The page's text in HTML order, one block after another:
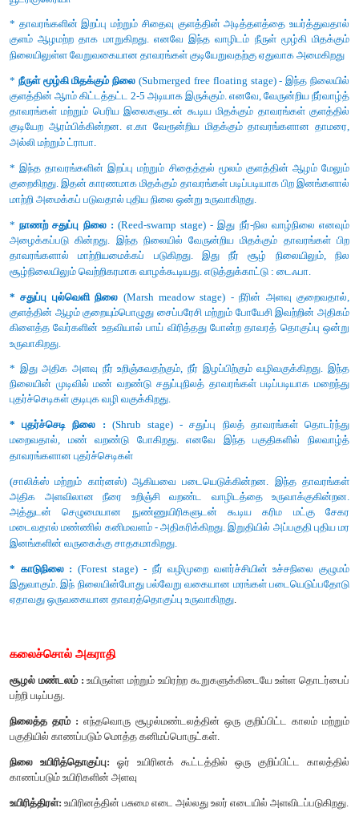
பழங்கள், கீரைகள் முதலியன.
* இயற்கை வளங்களைப் பயன்படுத்துவதைக் குறைத்தல்.
* கழிவுகளை மறுசுழற்சி செய்தல் மற்றும் கழிவு உற்பத்தி
* நீர் மற்றும் மின்சார நுகர்வை குறைத்தல்.
* வீட்டில் பயன்படுத்தப்படும் வேதிப்பொருட்கள் மற்றும்
குறைத்தல் அல்லது தவிர்த்தல்.
குறைப்பதற்கு)
* உங்கள் நண்பர்கள் மற்றும் குடும்ப உறுப்பினர்கள் இடையே
இப்பிரச்சினையைக் குறைக்க தீர்வு காணல்.
23. பொதுவாக கோடைக்காலங்களில் இயற்கையில் ஏற்படும்
பாதிக்கப்படுகிறது. இப்பகுதி வழிமுறை வளர்ச்சி என்ற
காலத்தில் படிப்படியாக தானே புதுப்பித்துக் கொள்கிறது.
வளர்ச்சியின் வகையைக் கண்டறிந்து விளக்குக்.
இரண்டாம் நிலை வழிமுறை வளர்ச்சி.
ஒரு இடத்திலுள்ள ஏற்கனவே வளர்ந்த குழுமம் சில இயற்கை
வெள்ளம், மனித செயல்கள்) அழிக்கப்பட்டு அதே இடத்தில் ஒரு
வளர்ச்சி அடைவதற்கு இரண்டாம் நிலை வழிமுறை வளர்ச்சி என்று
(எ.கா) அழிக்கப்பட்ட காடுகள் காலப்போக்கில்
ஆக்கிரமிக்கப்படலாம்.
2. புறக்காரணிகளால் மட்டுமே தொடங்கி வைக்கப்படுகிறது
3. ஏற்கனவே மண் உள்ள இடங்களில் மட்டுமே இது நிகழும்.
5. இது முடிவடைய குறைந்த காலத்தையே (முதல் நிலை
விட) எடுத்துக் கொள்ளும்.
இரண்டாம்நிலை வழிமுறை வளர்ச்சியின் வரிபட உருவமைப்பு